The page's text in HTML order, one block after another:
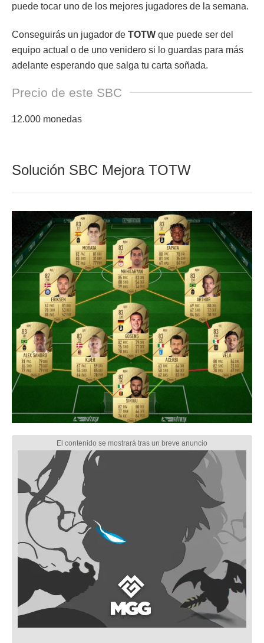
puede tocar uno de los mejores jugadores de la semana.
Conseguirás un jugador de TOTW que puede ser del
equipo actual o de uno venidero si lo guardas para más
adelante esperando que salga tu carta soñada.
Precio de este SBC
12.000 monedas
Solución SBC Mejora TOTW